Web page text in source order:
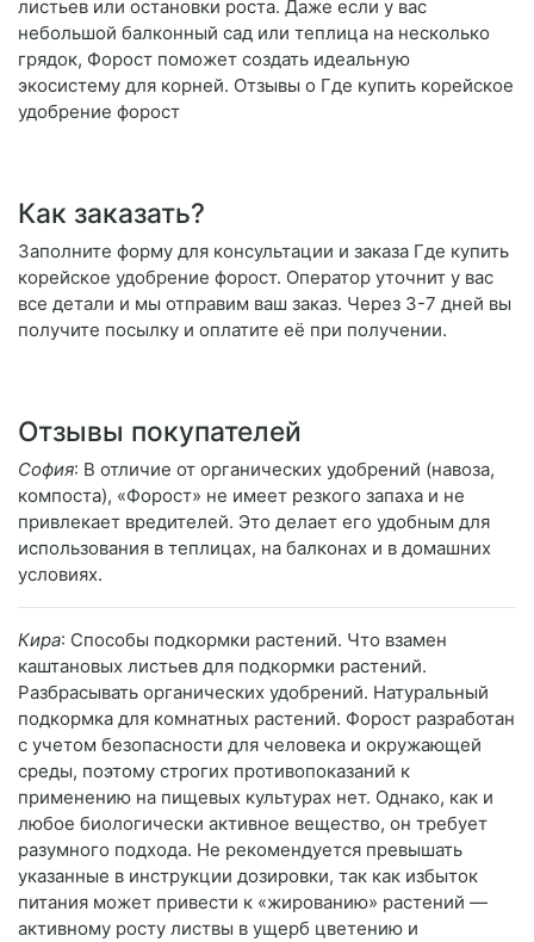
листьев или остановки роста. Даже если у вас
небольшой балконный сад или теплица на несколько
грядок, Форост поможет создать идеальную
экосистему для корней. Отзывы о Где купить корейское
удобрение форост
Как заказать?
Заполните форму для консультации и заказа Где купить
корейское удобрение форост. Оператор уточнит у вас
все детали и мы отправим ваш заказ. Через 3-7 дней вы
получите посылку и оплатите её при получении.
Отзывы покупателей
София: В отличие от органических удобрений (навоза,
компоста), «Форост» не имеет резкого запаха и не
привлекает вредителей. Это делает его удобным для
использования в теплицах, на балконах и в домашних
условиях.
Кира: Способы подкормки растений. Что взамен
каштановых листьев для подкормки растений.
Разбрасывать органических удобрений. Натуральный
подкормка для комнатных растений. Форост разработан
с учетом безопасности для человека и окружающей
среды, поэтому строгих противопоказаний к
применению на пищевых культурах нет. Однако, как и
любое биологически активное вещество, он требует
разумного подхода. Не рекомендуется превышать
указанные в инструкции дозировки, так как избыток
питания может привести к «жированию» растений —
активному росту листвы в ущерб цветению и